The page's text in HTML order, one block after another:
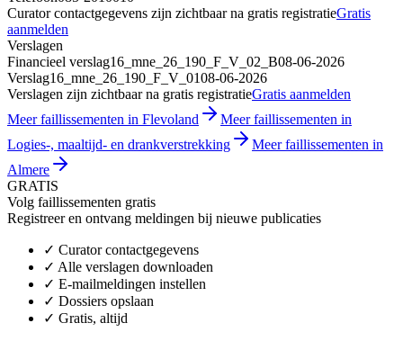
Curator contactgegevens zijn zichtbaar na gratis registratieGratis
aanmelden
Verslagen
Financieel verslag16_mne_26_190_F_V_02_B08-06-2026
Verslag16_mne_26_190_F_V_0108-06-2026
Verslagen zijn zichtbaar na gratis registratieGratis aanmelden
Meer faillissementen in Flevoland
Meer faillissementen in
Logies-, maaltijd- en drankverstrekking
Meer faillissementen in
Almere
GRATIS
Volg faillissementen gratis
Registreer en ontvang meldingen bij nieuwe publicaties
✓ Curator contactgegevens
✓ Alle verslagen downloaden
✓ E-mailmeldingen instellen
✓ Dossiers opslaan
✓ Gratis, altijd